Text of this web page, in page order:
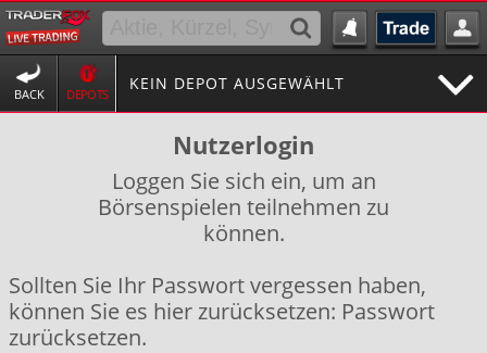
BACK DEPOTS
KEIN DEPOT AUSGEWÄHLT
Nutzerlogin
Loggen Sie sich ein, um an
Börsenspielen teilnehmen zu
können.
Sollten Sie Ihr Passwort vergessen haben,
können Sie es hier zurücksetzen: Passwort
zurücksetzen.